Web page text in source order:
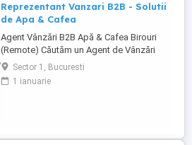
Reprezentant Vanzari B2B - Solutii
de Apa & Cafea
Agent Vânzări B2B Apă & Cafea Birouri
(Remote) Căutăm un Agent de Vânzări
B2B motivat, orientat spre rezultate, pentru
promovarea soluțiilor de apă și cafea
dedicate mediului office. Zonă
Sector 1, Bucuresti
1 ianuarie